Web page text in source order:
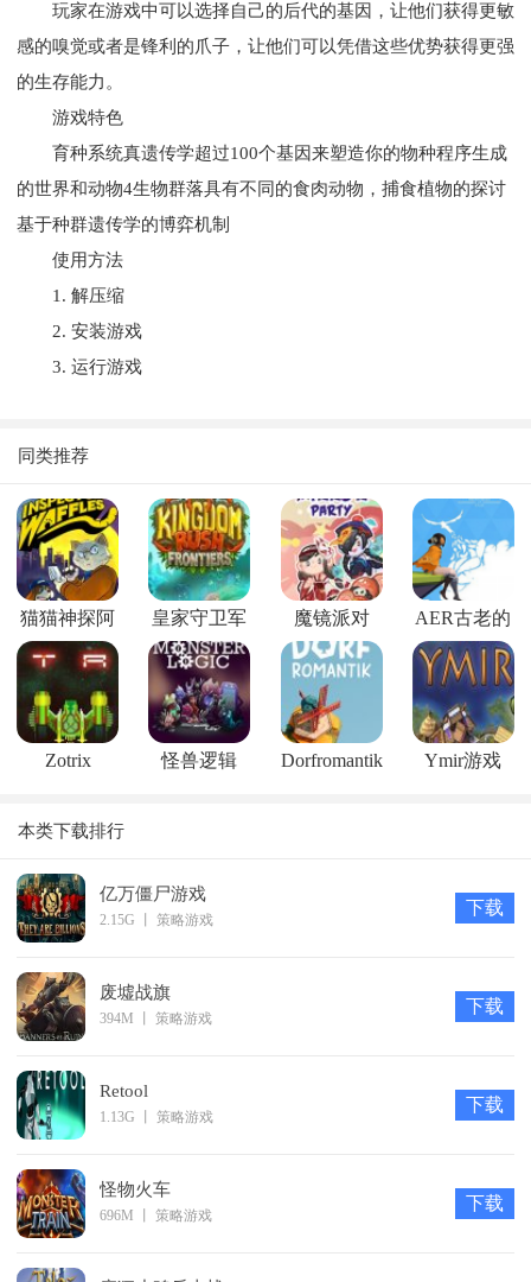
玩家在游戏中可以选择自己的后代的基因，让他们获得更敏
感的嗅觉或者是锋利的爪子，让他们可以凭借这些优势获得更强
的生存能力。
游戏特色
育种系统真遗传学超过100个基因来塑造你的物种程序生成
的世界和动物4生物群落具有不同的食肉动物，捕食植物的探讨
基于种群遗传学的博弈机制
使用方法
1. 解压缩
2. 安装游戏
3. 运行游戏
同类推荐
猫猫神探阿
饼
皇家守卫军
前线
魔镜派对
AER古老的
回忆
Zotrix 怪兽逻辑 Dorfromantik Ymir游戏
本类下载排行
亿万僵尸游戏
2.15G 策略游戏
下载
废墟战旗
394M 策略游戏
下载
Retool
1.13G 策略游戏
下载
怪物火车
696M 策略游戏
下载